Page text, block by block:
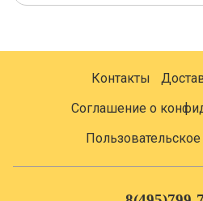
Контакты
Соглашение о